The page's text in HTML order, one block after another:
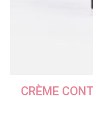
CRÈME